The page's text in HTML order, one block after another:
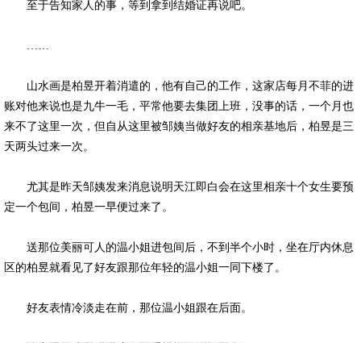
至于告知家人的事，等到拿到结婚证再说吧。
……
山水画是柏昱开着消遣的，他有自己的工作，这家店每月不菲的进
账对他来说也是九牛一毛，平常他要去集团上班，没事的话，一个月也
来不了这里一次，但自从这里被邹姨当做好友的相亲基地后，柏昱是三
天两头过来一次。
尤其是昨天邹姨发来消息说明天江即白会在这里相亲十个女生要预
定一个包间，柏昱一早便过来了。
送那位美丽可人的温小姐进包间后，不到半个小时，坐在厅内休息
区的柏昱就看见了好友跟那位年轻的温小姐一同下楼了。
好友表情冷淡走在前，那位温小姐跟在后面。